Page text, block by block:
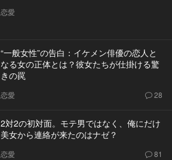
恋愛
“一般女性”の告白：イケメン俳優の恋人と
なる女の正体とは？彼女たちが仕掛ける驚
きの罠
恋愛 28
2対2の初対面。モテ男ではなく、俺にだけ
美女から連絡が来たのはナゼ？
恋愛 81